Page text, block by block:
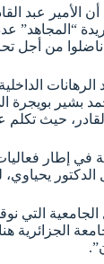
الأمير عبد
“المجاهد”
من أجل
الرهانات
بشير بويجرة
حيث تكلم
قال الدكتور
التي